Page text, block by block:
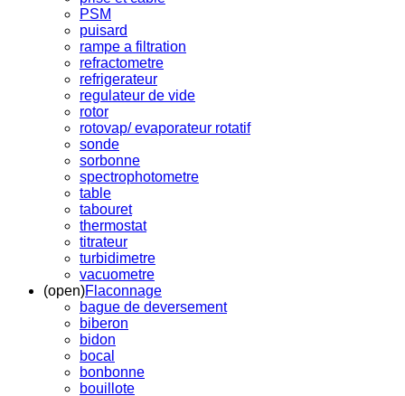
PSM
puisard
rampe a filtration
refractometre
refrigerateur
regulateur de vide
rotor
rotovap/ evaporateur rotatif
sonde
sorbonne
spectrophotometre
table
tabouret
thermostat
titrateur
turbidimetre
vacuometre
(open)Flaconnage
bague de deversement
biberon
bidon
bocal
bonbonne
bouillote